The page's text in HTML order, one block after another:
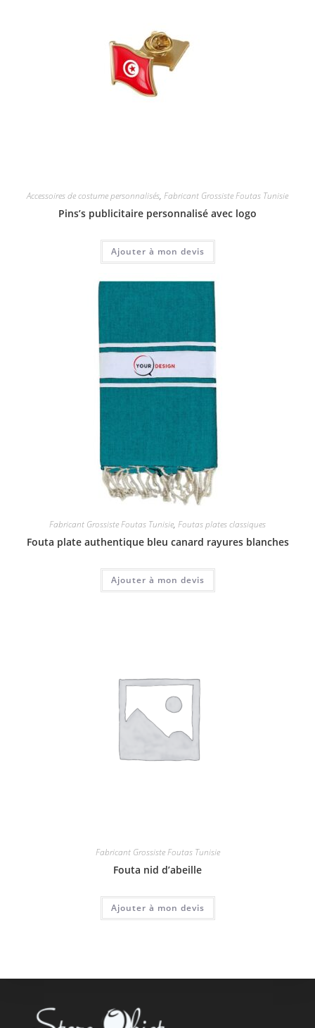
Accessoires de costume personnalisés, Fabricant Grossiste Foutas Tunisie
Pins’s publicitaire personnalisé avec logo
Ajouter à mon devis
Fabricant Grossiste Foutas Tunisie, Foutas plates classiques
Fouta plate authentique bleu canard rayures blanches
Ajouter à mon devis
Fabricant Grossiste Foutas Tunisie
Fouta nid d’abeille
Ajouter à mon devis